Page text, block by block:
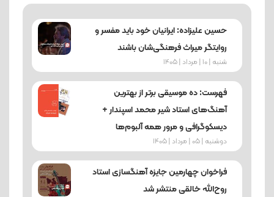
حسین علیزاده: ایرانیان خود باید مفسر و
روایتگر میراث فرهنگی‌شان باشند
شنبه | 10 | مرداد | 1405
فهرست: ده موسیقی برتر از بهترین
آهنگ‌های استاد شیر محمد اسپندار +
دیسکوگرافی و مرور همه آلبوم‌ها
دوشنبه | 05 | مرداد | 1405
فراخوان چهارمین جایزه آهنگسازی استاد
روح‌الله خالقی منتشر شد